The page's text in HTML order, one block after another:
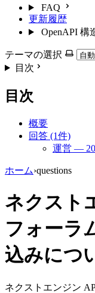
FAQ
更新履歴
OpenAPI 構
テーマの選択
目次
目次
概要
回答 (1件)
運営 —
ホーム›questions
ネクスト
フォーラ
込みにつ
ネクストエンジン